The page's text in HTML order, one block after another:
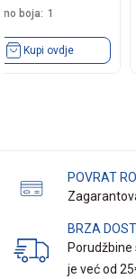
boja: 1
Kupi ovdje
POVRAT
BRZA
je već od